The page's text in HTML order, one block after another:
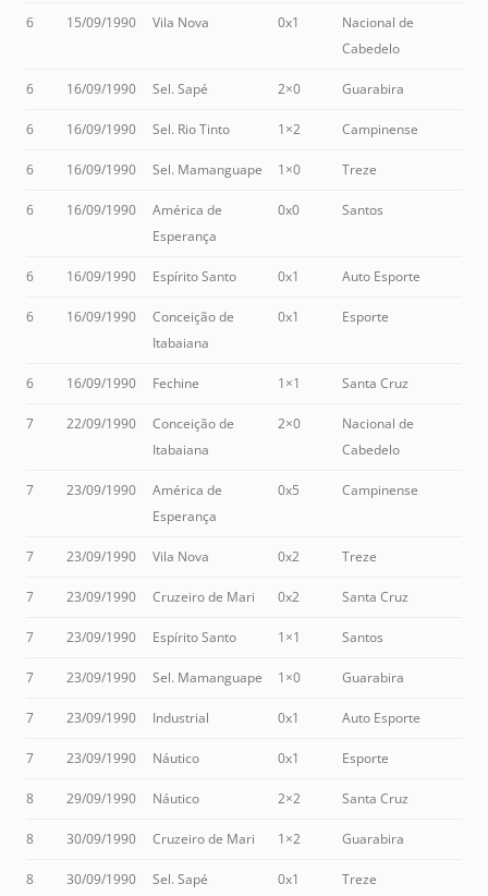
6 15/09/1990 Vila Nova 0x1
Nacional de
Cabedelo
6 16/09/1990 Sel. Sapé 2×0 Guarabira
6 16/09/1990 Sel. Rio Tinto 1×2 Campinense
6 16/09/1990 Sel. Mamanguape 1×0 Treze
6 16/09/1990
América de
Esperança
0x0 Santos
6 16/09/1990 Espírito Santo 0x1 Auto Esporte
6 16/09/1990
Conceição de
Itabaiana
0x1 Esporte
6 16/09/1990 Fechine 1×1 Santa Cruz
7 22/09/1990
Conceição de
Itabaiana
2×0
Nacional de
Cabedelo
7 23/09/1990
América de
Esperança
0x5 Campinense
7 23/09/1990 Vila Nova 0x2 Treze
7 23/09/1990 Cruzeiro de Mari 0x2 Santa Cruz
7 23/09/1990 Espírito Santo 1×1 Santos
7 23/09/1990 Sel. Mamanguape 1×0 Guarabira
7 23/09/1990 Industrial 0x1 Auto Esporte
7 23/09/1990 Náutico 0x1 Esporte
8 29/09/1990 Náutico 2×2 Santa Cruz
8 30/09/1990 Cruzeiro de Mari 1×2 Guarabira
8 30/09/1990 Sel. Sapé 0x1 Treze